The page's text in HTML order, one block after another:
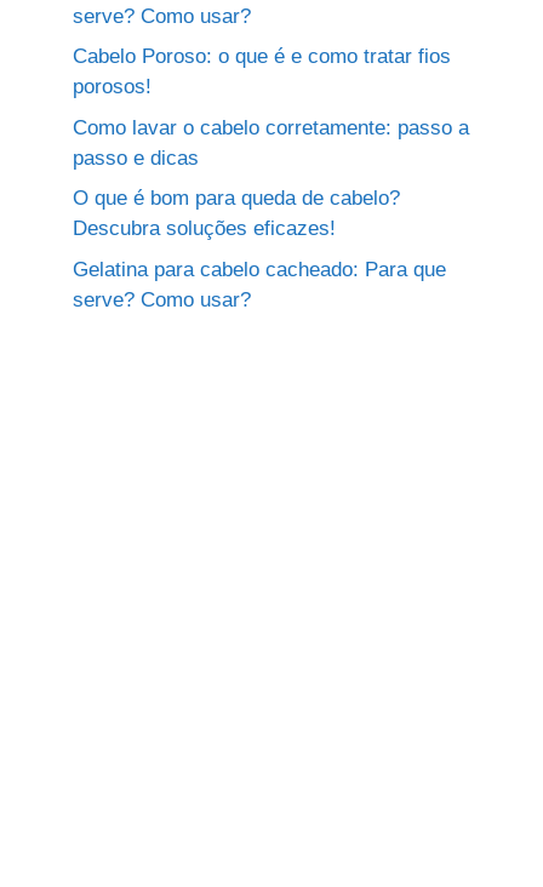
serve? Como usar?
Cabelo Poroso: o que é e como tratar fios
porosos!
Como lavar o cabelo corretamente: passo a
passo e dicas
O que é bom para queda de cabelo?
Descubra soluções eficazes!
Gelatina para cabelo cacheado: Para que
serve? Como usar?